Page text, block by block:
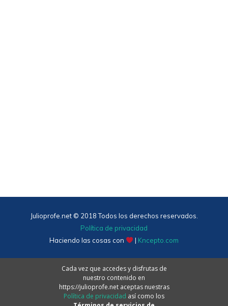
Julioprofe.net © 2018 Todos los derechos reservados.
Política de privacidad
Haciendo las cosas con
| Kncepto.com
Cada vez que accedes y disfrutas de
nuestro contenido en
https://julioprofe.net aceptas nuestras
Política de privacidad así como los